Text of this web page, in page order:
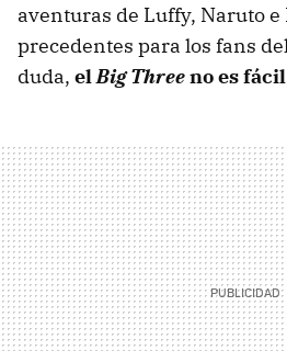
aventuras de Luffy, Naruto e
precedentes para los fans
duda, elBig Threeno es